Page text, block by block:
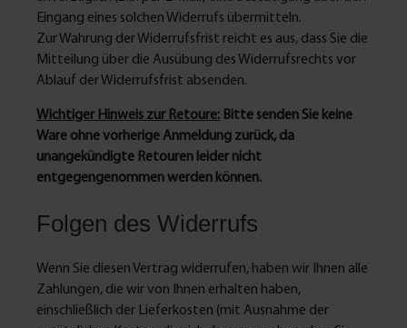
Eingang eines solchen Widerrufs übermitteln.
Zur Wahrung der Widerrufsfrist reicht es aus, dass Sie die
Mitteilung über die Ausübung des Widerrufsrechts vor
Ablauf der Widerrufsfrist absenden.
Wichtiger Hinweis zur Retoure: Bitte senden Sie keine
Ware ohne vorherige Anmeldung zurück, da
unangekündigte Retouren leider nicht
entgegengenommen werden können.
Folgen des Widerrufs
Wenn Sie diesen Vertrag widerrufen, haben wir Ihnen alle
Zahlungen, die wir von Ihnen erhalten haben,
einschließlich der Lieferkosten (mit Ausnahme der